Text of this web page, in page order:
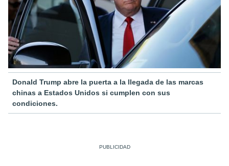
Donald Trump abre la puerta a la llegada de las marcas
chinas a Estados Unidos si cumplen con sus
condiciones.